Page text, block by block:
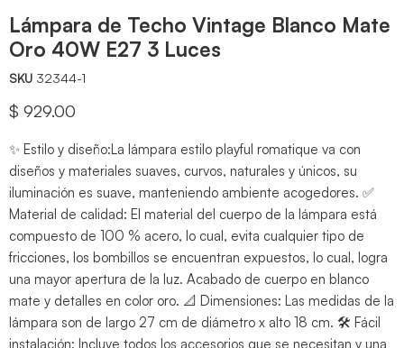
Lámpara de Techo Vintage Blanco Mate
Oro 40W E27 3 Luces
SKU 32344-1
Precio actual
$ 929.00
✨ Estilo y diseño:La lámpara estilo playful romatique va con
diseños y materiales suaves, curvos, naturales y únicos, su
iluminación es suave, manteniendo ambiente acogedores. ✅
Material de calidad: El material del cuerpo de la lámpara está
compuesto de 100 % acero, lo cual, evita cualquier tipo de
fricciones, los bombillos se encuentran expuestos, lo cual, logra
una mayor apertura de la luz. Acabado de cuerpo en blanco
mate y detalles en color oro. 📐 Dimensiones: Las medidas de la
lámpara son de largo 27 cm de diámetro x alto 18 cm. 🛠️ Fácil
instalación: Incluye todos los accesorios que se necesitan y una